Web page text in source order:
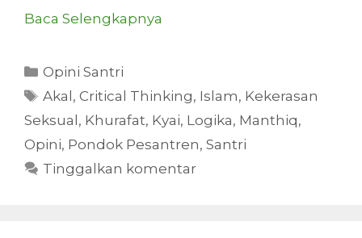
Baca Selengkapnya
Kategori
Opini Santri
Tag
Akal,Critical Thinking, Islam, Kekerasan
Seksual, Khurafat, Kyai, Logika, Manthiq,
Opini, Pondok Pesantren, Santri
Tinggalkan komentar